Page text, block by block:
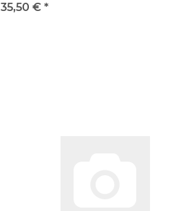
iPhone XR (A2105)
35,50 € *